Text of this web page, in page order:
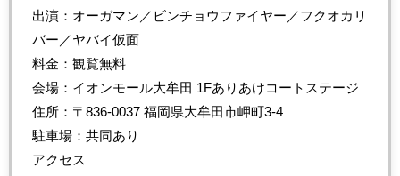
出演：オーガマン／ビンチョウファイヤー／フクオカリ
バー／ヤバイ仮面
料金：観覧無料
会場：イオンモール大牟田 1Fありあけコートステージ
住所：〒836-0037 福岡県大牟田市岬町3-4
駐車場：共同あり
アクセス